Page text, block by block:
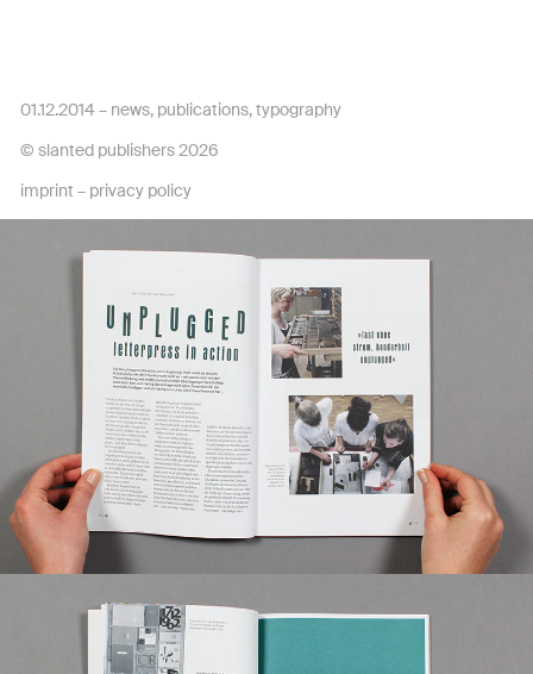
01.12.2014 – news, publications,typography
© slanted publishers 2026
imprint – privacy policy